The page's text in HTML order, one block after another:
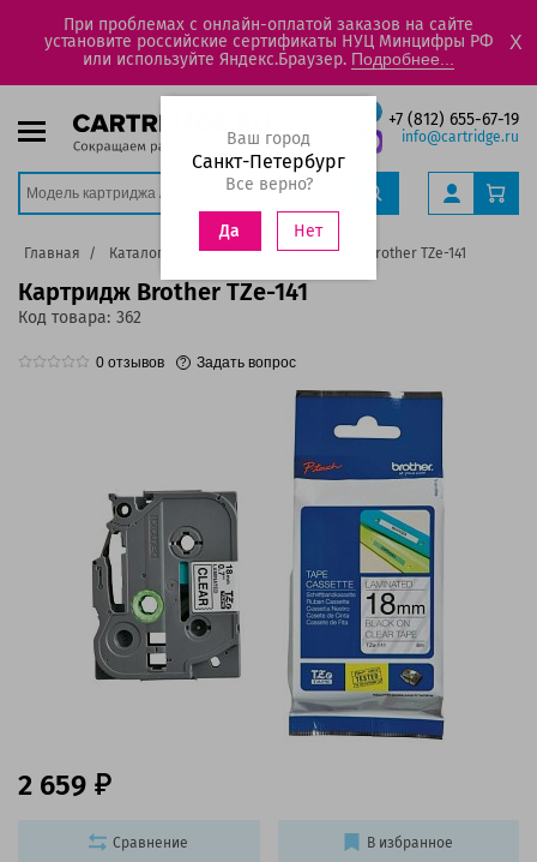
При проблемах с онлайн-оплатой заказов на сайте
установите российские сертификаты НУЦ Минцифры РФ
или используйте Яндекс.Браузер. Подробнее...
X
+7 (812) 655-67-19
info@cartridge.ru
Ваш город
Санкт-Петербург
Все верно?
Да Нет
Главная Каталог Картриджи Картридж Brother TZe-141
Картридж Brother TZe-141
Код товара: 362
0 отзывов Задать вопрос
2 659
Сравнение В избранное